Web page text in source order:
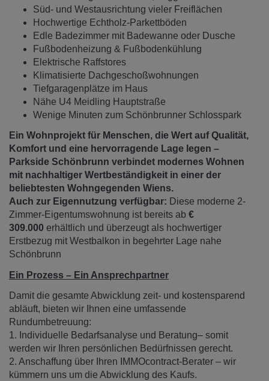
Süd- und Westausrichtung vieler Freiflächen
Hochwertige Echtholz-Parkettböden
Edle Badezimmer mit Badewanne oder Dusche
Fußbodenheizung & Fußbodenkühlung
Elektrische Raffstores
Klimatisierte Dachgeschoßwohnungen
Tiefgaragenplätze im Haus
Nähe U4 Meidling Hauptstraße
Wenige Minuten zum Schönbrunner Schlosspark
Ein Wohnprojekt für Menschen, die Wert auf Qualität,
Komfort und eine hervorragende Lage legen –
Parkside Schönbrunn verbindet modernes Wohnen
mit nachhaltiger Wertbeständigkeit in einer der
beliebtesten Wohngegenden Wiens.
Auch zur Eigennutzung verfügbar: Diese moderne 2-
Zimmer-Eigentumswohnung ist bereits ab €
309.000 erhältlich und überzeugt als hochwertiger
Erstbezug mit Westbalkon in begehrter Lage nahe
Schönbrunn
Ein Prozess – Ein Ansprechpartner
Damit die gesamte Abwicklung zeit- und kostensparend
abläuft, bieten wir Ihnen eine umfassende
Rundumbetreuung:
1. Individuelle Bedarfsanalyse und Beratung– somit
werden wir Ihren persönlichen Bedürfnissen gerecht.
2. Anschaffung über Ihren IMMOcontract-Berater – wir
kümmern uns um die Abwicklung des Kaufs.